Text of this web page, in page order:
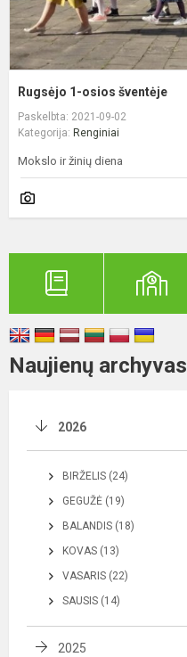
Rugsėjo 1-osios šventėje
Paskelbta: 2021-09-02
Kategorija: Renginiai
Mokslo ir žinių diena
Naujienų archyvas
2026
BIRŽELIS (24)
GEGUŽĖ (19)
BALANDIS (18)
KOVAS (13)
VASARIS (22)
SAUSIS (14)
2025